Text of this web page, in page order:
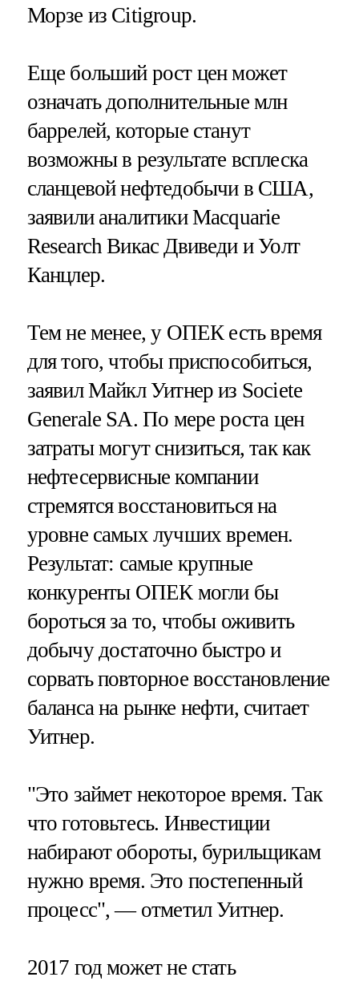
Морзе из Citigroup.
Еще больший рост цен может
означать дополнительные млн
баррелей, которые станут
возможны в результате всплеска
сланцевой нефтедобычи в США,
заявили аналитики Macquarie
Research Викас Двиведи и Уолт
Канцлер.
Тем не менее, у ОПЕК есть время
для того, чтобы приспособиться,
заявил Майкл Уитнер из Societe
Generale SA. По мере роста цен
затраты могут снизиться, так как
нефтесервисные компании
стремятся восстановиться на
уровне самых лучших времен.
Результат: самые крупные
конкуренты ОПЕК могли бы
бороться за то, чтобы оживить
добычу достаточно быстро и
сорвать повторное восстановление
баланса на рынке нефти, считает
Уитнер.
"Это займет некоторое время. Так
что готовьтесь. Инвестиции
набирают обороты, бурильщикам
нужно время. Это постепенный
процесс", — отметил Уитнер.
2017 год может не стать